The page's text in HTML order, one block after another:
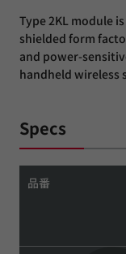
Type 2KL module
shielded form
and power-
handheld wireless
Specs
品番